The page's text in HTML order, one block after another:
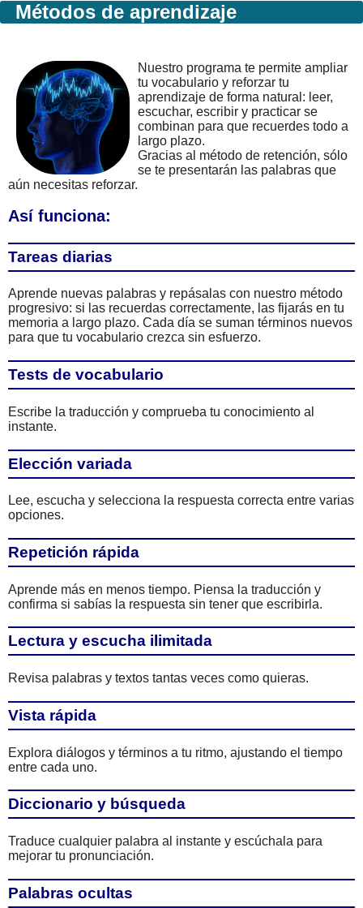
Métodos de aprendizaje
Nuestro programa te permite ampliar
tu vocabulario y reforzar tu
aprendizaje de forma natural: leer,
escuchar, escribir y practicar se
combinan para que recuerdes todo a
largo plazo.
Gracias al método de retención, sólo
se te presentarán las palabras que
aún necesitas reforzar.
Así funciona:
Tareas diarias
Aprende nuevas palabras y repásalas con nuestro método
progresivo: si las recuerdas correctamente, las fijarás en tu
memoria a largo plazo. Cada día se suman términos nuevos
para que tu vocabulario crezca sin esfuerzo.
Tests de vocabulario
Escribe la traducción y comprueba tu conocimiento al
instante.
Elección variada
Lee, escucha y selecciona la respuesta correcta entre varias
opciones.
Repetición rápida
Aprende más en menos tiempo. Piensa la traducción y
confirma si sabías la respuesta sin tener que escribirla.
Lectura y escucha ilimitada
Revisa palabras y textos tantas veces como quieras.
Vista rápida
Explora diálogos y términos a tu ritmo, ajustando el tiempo
entre cada uno.
Diccionario y búsqueda
Traduce cualquier palabra al instante y escúchala para
mejorar tu pronunciación.
Palabras ocultas